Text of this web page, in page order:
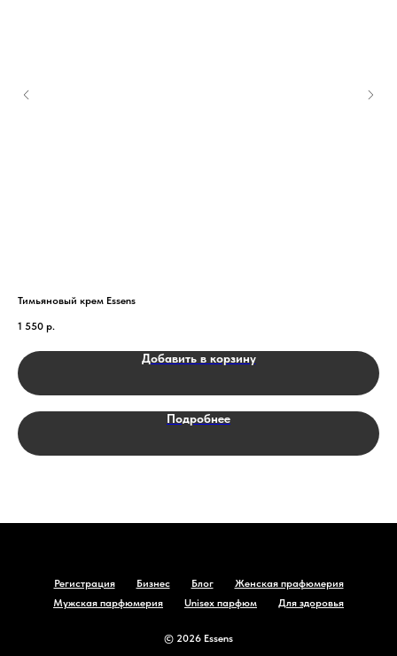
Тимьяновый крем Essens
1 550 р.
Добавить в корзину
Подробнее
Регистрация Бизнес Блог
Женская прафюмерия
Мужская парфюмерия
Unisex парфюм Для здоровья
© 2026 Essens